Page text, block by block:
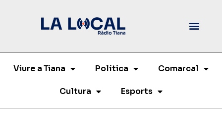
Viure a Tiana Política Comarcal
Cultura Esports